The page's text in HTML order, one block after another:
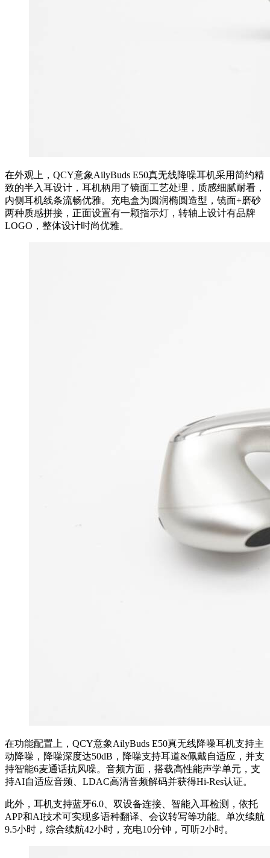
在外观上，QCY意象AilyBuds E50真无线降噪耳机采用简约精
致的半入耳设计，耳机柄用了镜面工艺处理，质感细腻耐看，
内侧耳机线条流畅优雅。充电盒为圆润椭圆造型，镜面+磨砂
两种质感拼接，正面设置有一颗指示灯，转轴上设计有品牌
LOGO，整体设计时尚优雅。
在功能配置上，QCY意象AilyBuds E50真无线降噪耳机支持主
动降噪，降噪深度达50dB，降噪支持耳道&佩戴自适应，并支
持智能6麦通话抗风噪。音频方面，搭载高性能声学单元，支
持AI自适应音频、LDAC高清音频解码并获得Hi-Res认证。
此外，耳机支持蓝牙6.0、双设备连接、智能入耳检测，依托
APP和AI技术可实现多语种翻译、会议转写等功能。单次续航
9.5小时，综合续航42小时，充电10分钟，可听2小时。